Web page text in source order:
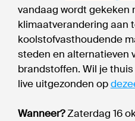
vandaag wordt gekeken
klimaatverandering aan
koolstofvasthoudende
steden en alternatieven
brandstoffen. Wil je
live uitgezonden op
Wanneer?Zaterdag 16